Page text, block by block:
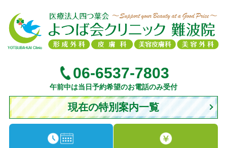
06-6537-7803
午前中は当日予約希望のお電話のみ受付
現在の特別案内一覧